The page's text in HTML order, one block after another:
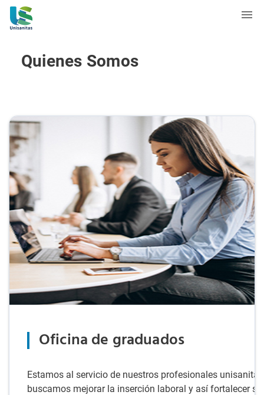
Quienes Somos
Oficina de graduados
Estamos al servicio de nuestros profesionales
buscamos mejorar la inserción laboral y así fortalecer su